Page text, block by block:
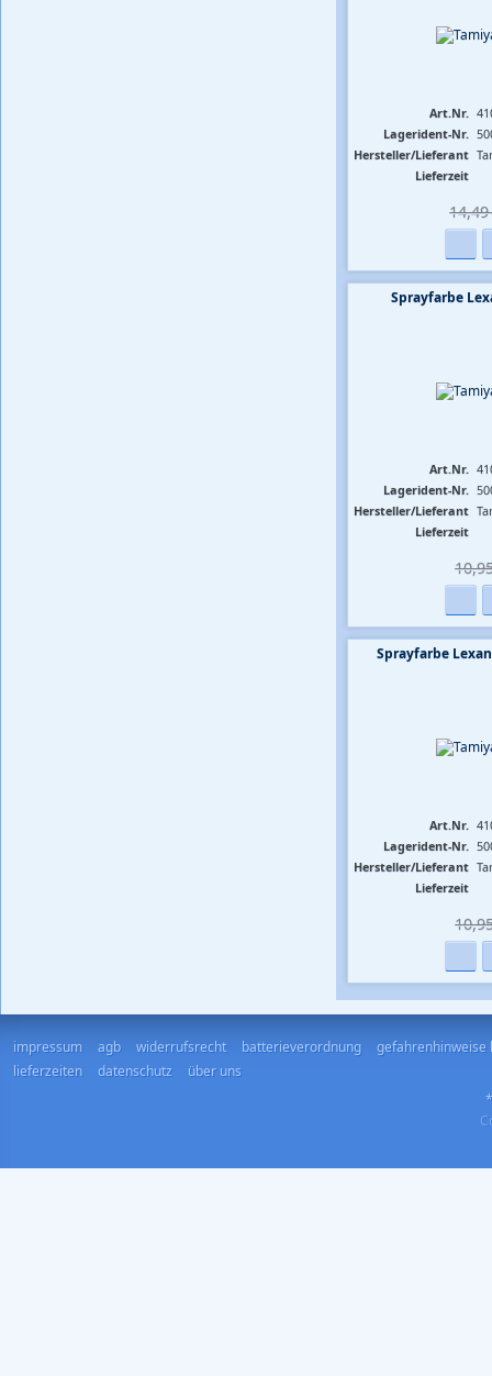
Art.Nr.
Lagerident-Nr.
Hersteller/Lieferant
Lieferzeit
14,49
Sprayfarbe
Art.Nr.
Lagerident-Nr.
Hersteller/Lieferant
Lieferzeit
10,95
Sprayfarbe
Art.Nr.
Lagerident-Nr.
Hersteller/Lieferant
Lieferzeit
10,95
impressum agb widerrufsrecht batterieverordnung
gefahrenhinweise
lieferzeiten
datenschutz
über uns